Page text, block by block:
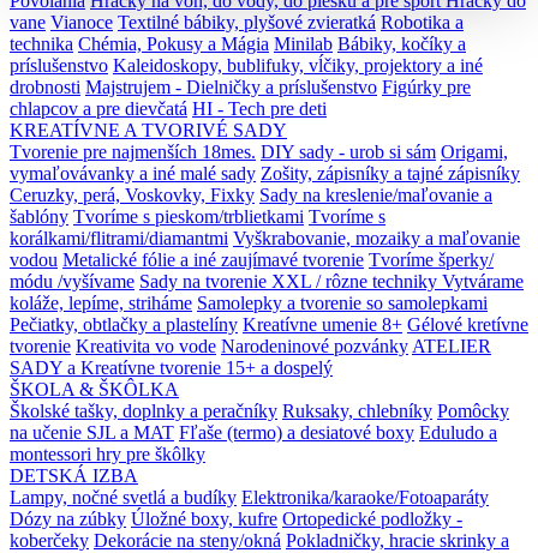
vane Vianoce Textilné bábiky, plyšové zvieratká Robotika a
technika Chémia, Pokusy a Mágia Minilab Bábiky, kočíky a
príslušenstvo Kaleidoskopy, bublifuky, vĺčiky, projektory a iné
drobnosti Majstrujem - Dielničky a príslušenstvo Figúrky pre
chlapcov a pre dievčatá HI - Tech pre deti
KREATÍVNE A TVORIVÉ SADY
Tvorenie pre najmenších 18mes. DIY sady - urob si sám Origami,
vymaľovávanky a iné malé sady Zošity, zápisníky a tajné zápisníky
Ceruzky, perá, Voskovky, Fixky Sady na kreslenie/maľovanie a
šablóny Tvoríme s pieskom/trblietkami Tvoríme s
korálkami/flitrami/diamantmi Vyškrabovanie, mozaiky a maľovanie
vodou Metalické fólie a iné zaujímavé tvorenie Tvoríme šperky/
módu /vyšívame Sady na tvorenie XXL / rôzne techniky Vytvárame
koláže, lepíme, striháme Samolepky a tvorenie so samolepkami
Pečiatky, obtlačky a plastelíny Kreatívne umenie 8+ Gélové kretívne
tvorenie Kreativita vo vode Narodeninové pozvánky ATELIER
SADY a Kreatívne tvorenie 15+ a dospelý
ŠKOLA & ŠKÔLKA
Školské tašky, doplnky a peračníky Ruksaky, chlebníky Pomôcky
na učenie SJL a MAT Fľaše (termo) a desiatové boxy Eduludo a
montessori hry pre škôlky
DETSKÁ IZBA
Lampy, nočné svetlá a budíky Elektronika/karaoke/Fotoaparáty
Dózy na zúbky Úložné boxy, kufre Ortopedické podložky -
koberčeky Dekorácie na steny/okná Pokladničky, hracie skrinky a